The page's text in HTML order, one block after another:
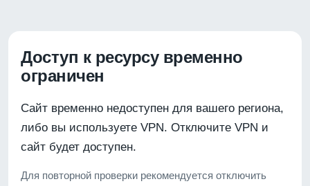
Доступ к ресурсу временно
ограничен
Сайт временно недоступен для вашего региона,
либо вы используете VPN. Отключите VPN и
сайт будет доступен.
Для повторной проверки рекомендуется отключить